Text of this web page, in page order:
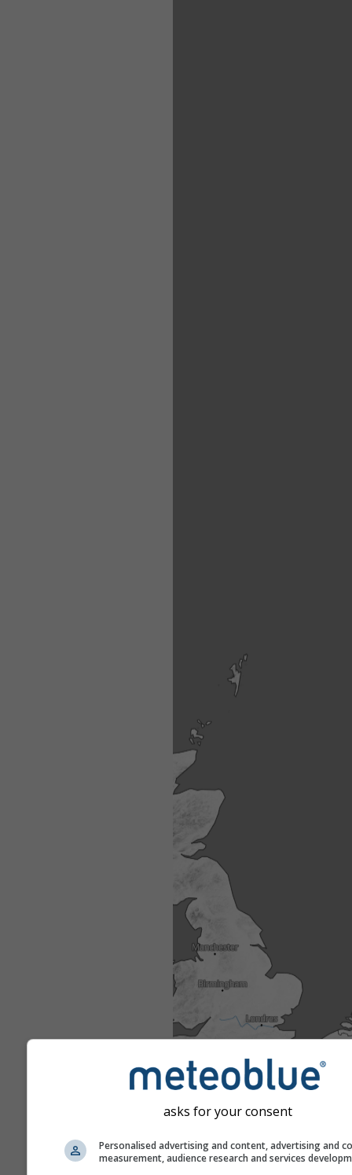
asks for your consent
Personalised advertising and content, advertising and
measurement, audience research and services